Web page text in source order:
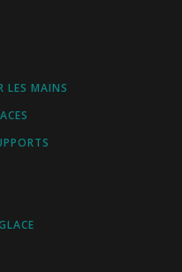
LES MAINS